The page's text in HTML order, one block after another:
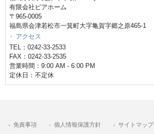
有限会社ピアホーム
〒965-0005
福島県会津若松市一箕町大字亀賀字郷之原465-1
アクセス
TEL：0242-33-2533
FAX：0242-33-2535
営業時間：9:00 AM - 6:00 PM
定休日：不定休
免責事項 個人情報保護方針 サイトマップ